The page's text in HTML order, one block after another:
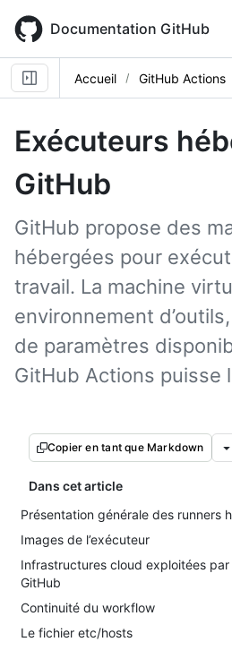
main
content
Documentation GitHub
Accueil GitHub Actions
Exécuteurs
GitHub
GitHub propose des
hébergées pour
travail. La machine
environnement
de paramètres
GitHub Actions puisse
Copier en tant que Markdown
Dans cet article
Présentation générale des runners
Images de l’exécuteur
Infrastructures cloud exploitées
GitHub
Continuité du workflow
Le fichier etc/hosts